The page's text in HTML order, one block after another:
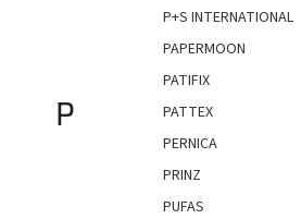
P
P+S INTERNATIONAL
PAPERMOON
PATIFIX
PATTEX
PERNICA
PRINZ
PUFAS